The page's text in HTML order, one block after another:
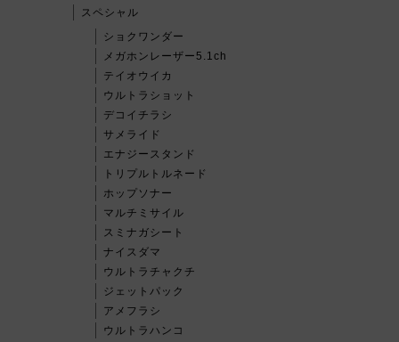
スペシャル
ショクワンダー
メガホンレーザー5.1ch
テイオウイカ
ウルトラショット
デコイチラシ
サメライド
エナジースタンド
トリプルトルネード
ホップソナー
マルチミサイル
スミナガシート
ナイスダマ
ウルトラチャクチ
ジェットパック
アメフラシ
ウルトラハンコ